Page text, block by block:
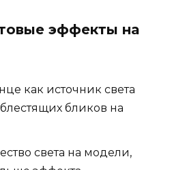
эффекты на
как источник света
бликов на
света на модели,